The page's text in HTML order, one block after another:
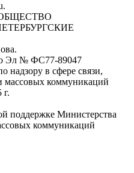
ОБЩЕСТВО
Эл № ФС77-89047
надзору в сфере связи,
массовых коммуникаций
г.
поддержке Министерства
коммуникаций